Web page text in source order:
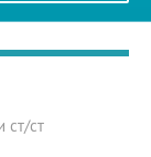
ст/ст